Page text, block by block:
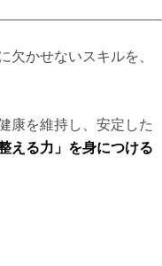
欠かせないスキルを、
康を維持し、安定した
える力」を身につける